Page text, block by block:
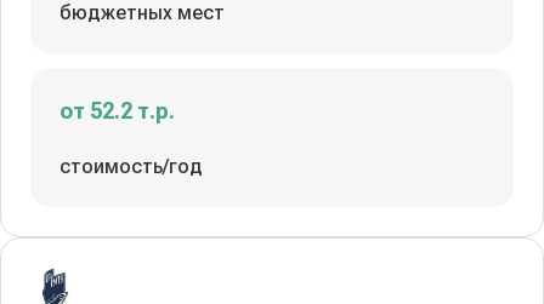
бюджетных мест
от 52.2 т.р.
стоимость/год